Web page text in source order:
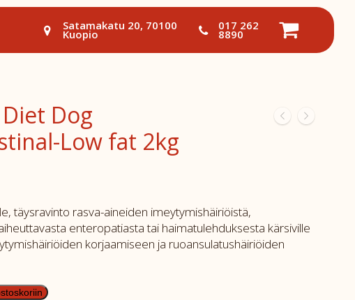
Satamakatu 20, 70100
Kuopio
017 262
8890
Dog
Low fat 2kg
täysravinto rasva-aineiden imeytymishäiriöistä,
enteropatiasta tai haimatulehduksesta kärsiville
korjaamiseen ja ruoansulatushäiriöiden